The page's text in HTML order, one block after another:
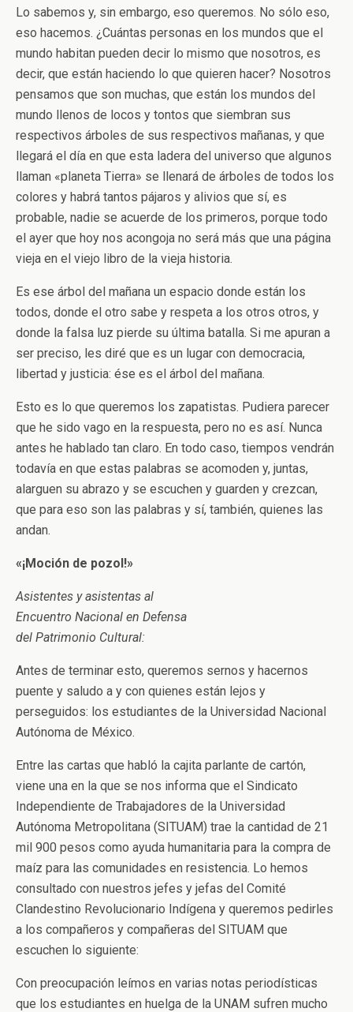
Lo sabemos y, sin embargo, eso queremos. No sólo eso,
eso hacemos. ¿Cuántas personas en los mundos que el
mundo habitan pueden decir lo mismo que nosotros, es
decir, que están haciendo lo que quieren hacer? Nosotros
pensamos que son muchas, que están los mundos del
mundo llenos de locos y tontos que siembran sus
respectivos árboles de sus respectivos mañanas, y que
llegará el día en que esta ladera del universo que algunos
llaman «planeta Tierra» se llenará de árboles de todos los
colores y habrá tantos pájaros y alivios que sí, es
probable, nadie se acuerde de los primeros, porque todo
el ayer que hoy nos acongoja no será más que una página
vieja en el viejo libro de la vieja historia.
Es ese árbol del mañana un espacio donde están los
todos, donde el otro sabe y respeta a los otros otros, y
donde la falsa luz pierde su última batalla. Si me apuran a
ser preciso, les diré que es un lugar con democracia,
libertad y justicia: ése es el árbol del mañana.
Esto es lo que queremos los zapatistas. Pudiera parecer
que he sido vago en la respuesta, pero no es así. Nunca
antes he hablado tan claro. En todo caso, tiempos vendrán
todavía en que estas palabras se acomoden y, juntas,
alarguen su abrazo y se escuchen y guarden y crezcan,
que para eso son las palabras y sí, también, quienes las
andan.
«¡Moción de pozol!»
Asistentes y asistentas al
Encuentro Nacional en Defensa
del Patrimonio Cultural:
Antes de terminar esto, queremos sernos y hacernos
puente y saludo a y con quienes están lejos y
perseguidos: los estudiantes de la Universidad Nacional
Autónoma de México.
Entre las cartas que habló la cajita parlante de cartón,
viene una en la que se nos informa que el Sindicato
Independiente de Trabajadores de la Universidad
Autónoma Metropolitana (SITUAM) trae la cantidad de 21
mil 900 pesos como ayuda humanitaria para la compra de
maíz para las comunidades en resistencia. Lo hemos
consultado con nuestros jefes y jefas del Comité
Clandestino Revolucionario Indígena y queremos pedirles
a los compañeros y compañeras del SITUAM que
escuchen lo siguiente:
Con preocupación leímos en varias notas periodísticas
que los estudiantes en huelga de la UNAM sufren mucho